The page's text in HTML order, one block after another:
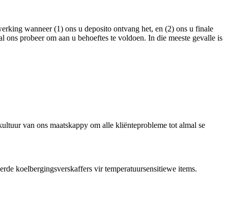
wanneer (1) ons u deposito ontvang het, en (2) ons u finale
probeer om aan u behoeftes te voldoen. In die meeste gevalle is
van ons maatskappy om alle kliënteprobleme tot almal se
koelbergingsverskaffers vir temperatuursensitiewe items.